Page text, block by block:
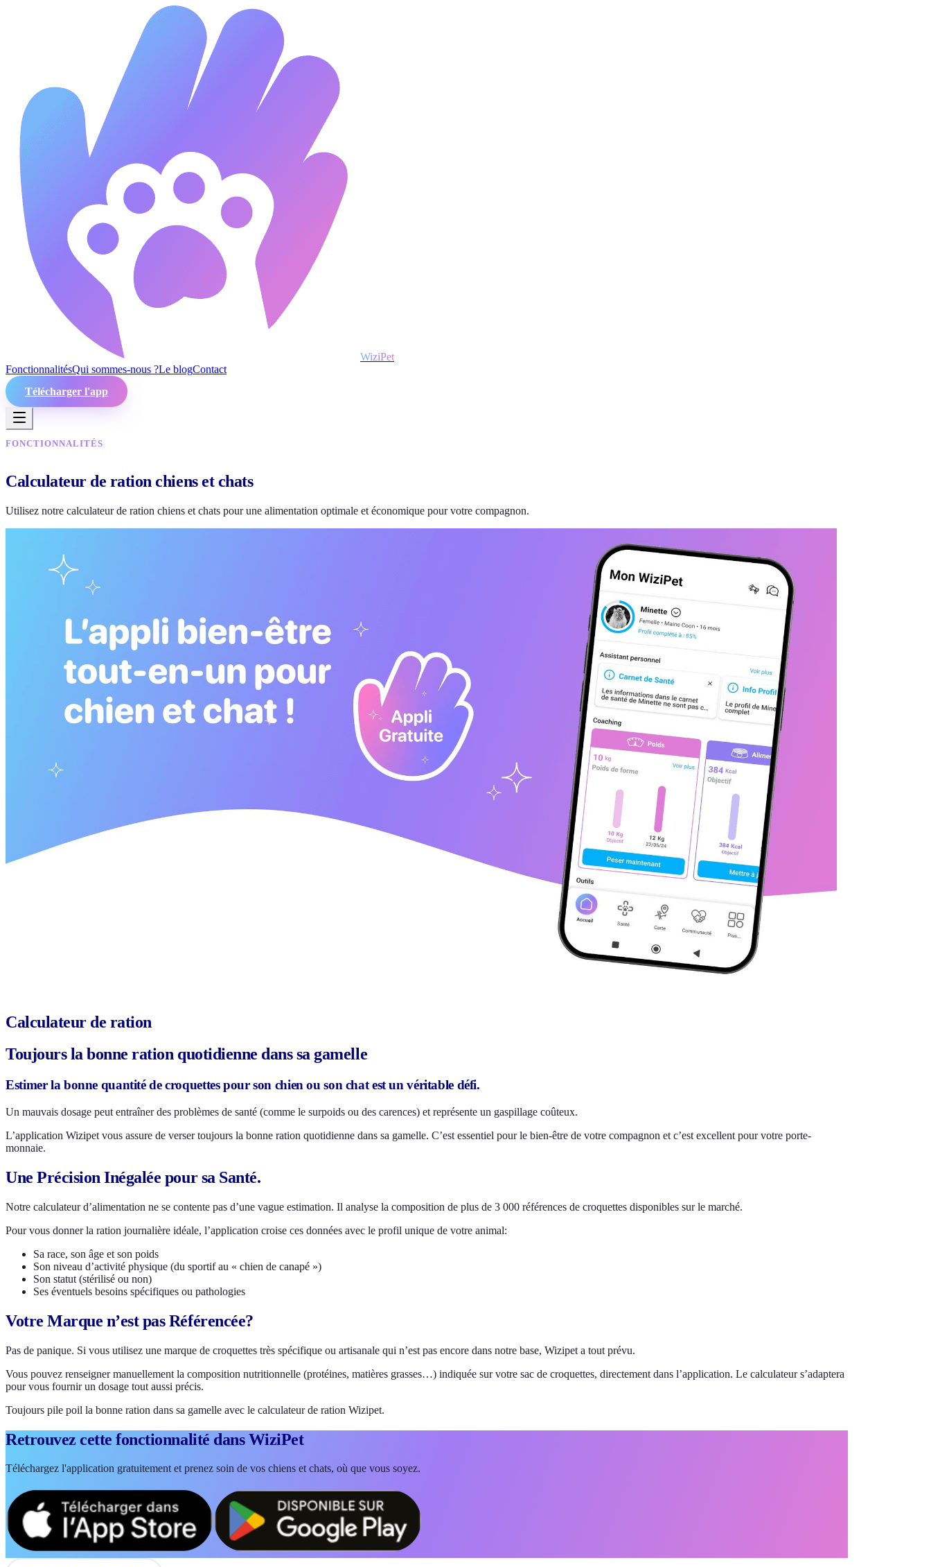
WiziPet
FonctionnalitésQui sommes-nous ?Le blogContact
Télécharger l'app
FONCTIONNALITÉS
Calculateur de ration chiens et chats
Utilisez notre calculateur de ration chiens et chats pour une alimentation optimale et économique pour votre compagnon.
Calculateur de ration
Toujours la bonne ration quotidienne dans sa gamelle
Estimer la bonne quantité de croquettes pour son chien ou son chat est un véritable défi.
Un mauvais dosage peut entraîner des problèmes de santé (comme le surpoids ou des carences) et représente un gaspillage coûteux.
L’application Wizipet vous assure de verser toujours la bonne ration quotidienne dans sa gamelle. C’est essentiel pour le bien-être de votre compagnon et c’est excellent pour votre porte-
monnaie.
Une Précision Inégalée pour sa Santé.
Notre calculateur d’alimentation ne se contente pas d’une vague estimation. Il analyse la composition de plus de 3 000 références de croquettes disponibles sur le marché.
Pour vous donner la ration journalière idéale, l’application croise ces données avec le profil unique de votre animal:
Sa race, son âge et son poids
Son niveau d’activité physique (du sportif au « chien de canapé »)
Son statut (stérilisé ou non)
Ses éventuels besoins spécifiques ou pathologies
Votre Marque n’est pas Référencée?
Pas de panique. Si vous utilisez une marque de croquettes très spécifique ou artisanale qui n’est pas encore dans notre base, Wizipet a tout prévu.
Vous pouvez renseigner manuellement la composition nutritionnelle (protéines, matières grasses…) indiquée sur votre sac de croquettes, directement dans l’application. Le calculateur s’adaptera
pour vous fournir un dosage tout aussi précis.
Toujours pile poil la bonne ration dans sa gamelle avec le calculateur de ration Wizipet.
Retrouvez cette fonctionnalité dans WiziPet
Téléchargez l'application gratuitement et prenez soin de vos chiens et chats, où que vous soyez.